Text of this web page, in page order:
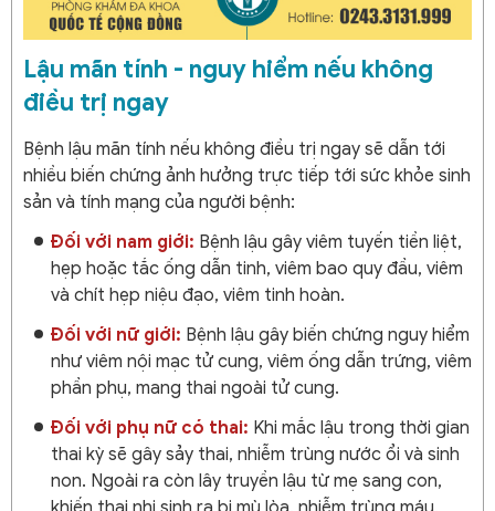
Lậu mãn tính - nguy hiểm nếu không
điều trị ngay
Bệnh lậu mãn tính nếu không điều trị ngay sẽ dẫn tới
nhiều biến chứng ảnh hưởng trực tiếp tới sức khỏe sinh
sản và tính mạng của người bệnh:
Đối với nam giới: Bệnh lậu gây viêm tuyến tiền liệt,
hẹp hoặc tắc ống dẫn tinh, viêm bao quy đầu, viêm
và chít hẹp niệu đạo, viêm tinh hoàn.
Đối với nữ giới: Bệnh lậu gây biến chứng nguy hiểm
như viêm nội mạc tử cung, viêm ống dẫn trứng, viêm
phần phụ, mang thai ngoài tử cung.
Đối với phụ nữ có thai: Khi mắc lậu trong thời gian
thai kỳ sẽ gây sảy thai, nhiễm trùng nước ổi và sinh
non. Ngoài ra còn lây truyền lậu từ mẹ sang con,